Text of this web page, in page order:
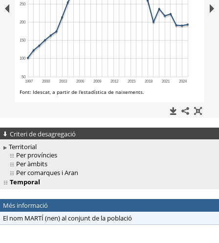
Criteri de desagregació
Territorial
Per províncies
Per àmbits
Per comarques i Aran
Temporal
Més informació
El nom MARTÍ (nen) al conjunt de la població